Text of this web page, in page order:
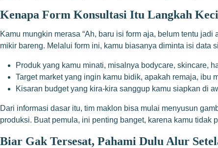
Kenapa Form Konsultasi Itu Langkah
Kamu mungkin merasa “Ah, baru isi form aja, belum tentu
mikir bareng. Melalui form ini, kamu biasanya diminta isi data
Produk yang kamu minati, misalnya bodycare, skincare,
Target market yang ingin kamu bidik, apakah remaja, ibu
Kisaran budget yang kira-kira sanggup kamu siapkan di
Dari informasi dasar itu, tim maklon bisa mulai menyusun
produksi. Buat pemula, ini penting banget, karena kamu
Biar Gak Tersesat, Pahami Dulu Alur